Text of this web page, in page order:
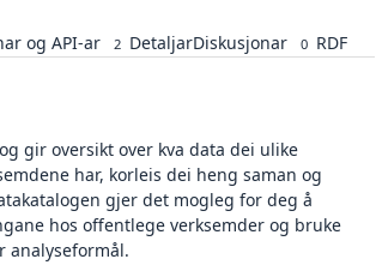
og API-ar 2 DetaljarDiskusjonar 0 RDF
gir oversikt over kva data dei ulike
har, korleis dei heng saman og
gjer det mogleg for deg å
hos offentlege verksemder og bruke
analyseformål.